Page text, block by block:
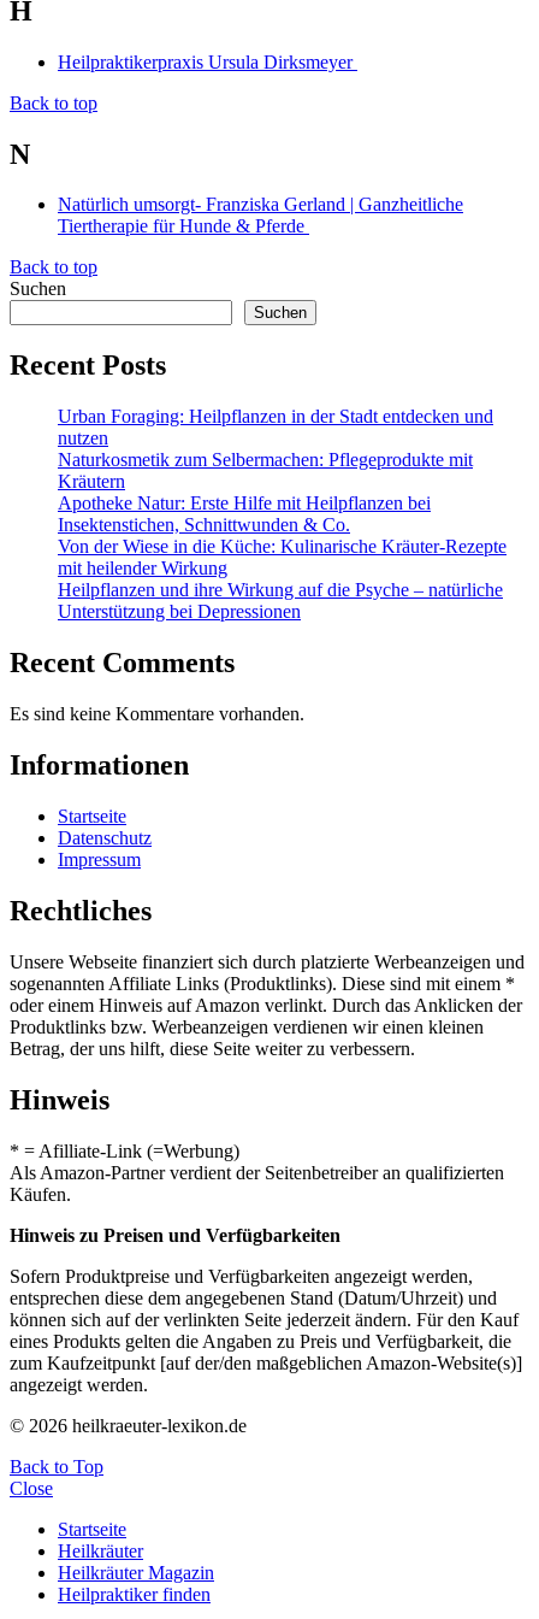
H
Heilpraktikerpraxis Ursula Dirksmeyer
Back to top
N
Natürlich umsorgt- Franziska Gerland | Ganzheitliche
Tiertherapie für Hunde & Pferde
Back to top
Suchen
Suchen
Recent Posts
Urban Foraging: Heilpflanzen in der Stadt entdecken und
nutzen
Naturkosmetik zum Selbermachen: Pflegeprodukte mit
Kräutern
Apotheke Natur: Erste Hilfe mit Heilpflanzen bei
Insektenstichen, Schnittwunden & Co.
Von der Wiese in die Küche: Kulinarische Kräuter-Rezepte
mit heilender Wirkung
Heilpflanzen und ihre Wirkung auf die Psyche – natürliche
Unterstützung bei Depressionen
Recent Comments
Es sind keine Kommentare vorhanden.
Informationen
Startseite
Datenschutz
Impressum
Rechtliches
Unsere Webseite finanziert sich durch platzierte Werbeanzeigen und
sogenannten Affiliate Links (Produktlinks). Diese sind mit einem *
oder einem Hinweis auf Amazon verlinkt. Durch das Anklicken der
Produktlinks bzw. Werbeanzeigen verdienen wir einen kleinen
Betrag, der uns hilft, diese Seite weiter zu verbessern.
Hinweis
* = Afilliate-Link (=Werbung)
Als Amazon-Partner verdient der Seitenbetreiber an qualifizierten
Käufen.
Hinweis zu Preisen und Verfügbarkeiten
Sofern Produktpreise und Verfügbarkeiten angezeigt werden,
entsprechen diese dem angegebenen Stand (Datum/Uhrzeit) und
können sich auf der verlinkten Seite jederzeit ändern. Für den Kauf
eines Produkts gelten die Angaben zu Preis und Verfügbarkeit, die
zum Kaufzeitpunkt [auf der/den maßgeblichen Amazon-Website(s)]
angezeigt werden.
© 2026 heilkraeuter-lexikon.de
Back to Top
Close
Startseite
Heilkräuter
Heilkräuter Magazin
Heilpraktiker finden